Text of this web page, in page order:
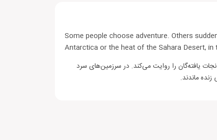
Some people choose adventure. Others
Antarctica or the heat of the Sahara Desert,
یافته‌گان را روایت می‌کند. در سرزمین‌های سرد